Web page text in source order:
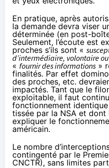
En pratique, après
la demande devra viser
déterminée (en post-
Seulement, l’écoute est
proches s’ils sont «
d’intermédiaire, volontaire
« fournir des informations »
finalités. Par effet
des proches, etc.
impactés. Tant que le
exploitable, il faut
fonctionnement
tissée par la NSA et dont
expliquer le
américain.
Le nombre
contingenté par le
CNCTR), sans limites